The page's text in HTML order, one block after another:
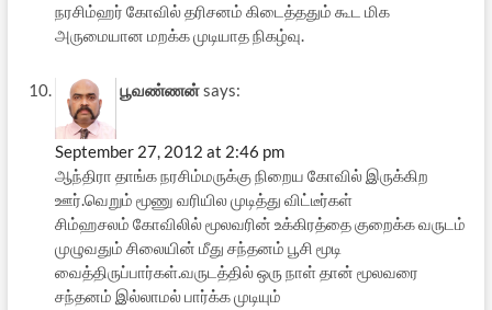
நரசிம்ஹர் கோவில் தரிசனம் கிடைத்ததும் கூட மிக
அருமையான மறக்க முடியாத நிகழ்வு.
பூவண்ணன்says:
September 27, 2012 at 2:46 pm
ஆந்திரா தாங்க நரசிம்மருக்கு நிறைய கோவில் இருக்கிற
ஊர்.வெறும் மூணு வரியில முடித்து விட்டீர்கள்
சிம்ஹசலம் கோவிலில் மூலவரின் உக்கிரத்தை குறைக்க வருடம்
முழுவதும் சிலையின் மீது சந்தனம் பூசி மூடி
வைத்திருப்பார்கள்.வருடத்தில் ஒரு நாள் தான் மூலவரை
சந்தனம் இல்லாமல் பார்க்க முடியும்